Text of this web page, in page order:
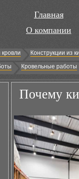
Главная
О компании
Конструкции из
Кровельные работы
Почему